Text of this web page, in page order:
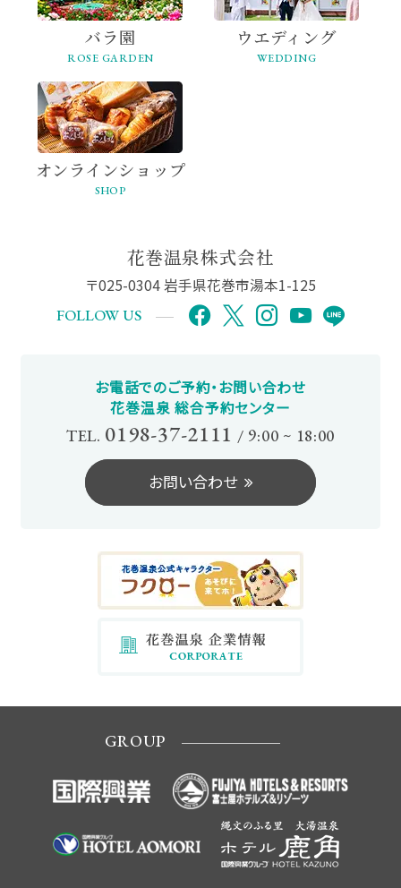
バラ園
ROSE GARDEN
ウエディング
WEDDING
オンラインショップ
SHOP
花巻温泉株式会社
〒025-0304 岩手県花巻市湯本1-125
FOLLOW US
お電話でのご予約・お問い合わせ
花巻温泉 総合予約センター
TEL. 0198-37-2111 / 9:00 ~ 18:00
お問い合わせ
GROUP